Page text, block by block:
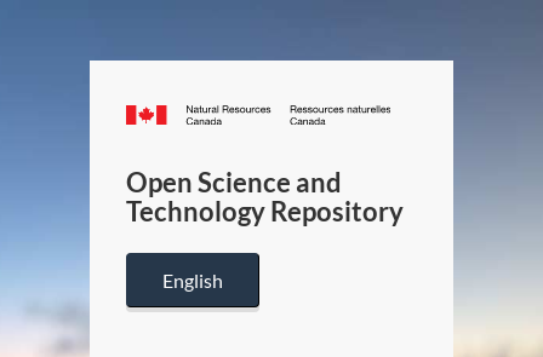
Canada.ca
/
Canada
Open Science and
Technology Repository
English